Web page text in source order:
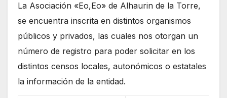
La Asociación «Eo,Eo» de Alhaurin de la Torre,
se encuentra inscrita en distintos organismos
públicos y privados, las cuales nos otorgan un
número de registro para poder solicitar en los
distintos censos locales, autonómicos o estatales
la información de la entidad.